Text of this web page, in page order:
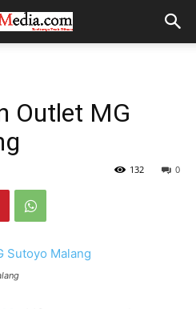
Outlet MG
0
132